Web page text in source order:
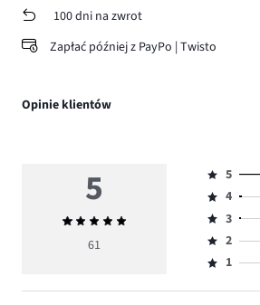
100 dni na zwrot
Zapłać później z PayPo | Twisto
Opinie klientów
5
Średnia
ocena
61
Ocena
5,
ilość
głosów
58.
5
Ocena
4,
ilość
głosów
4
Ocena
3,
ilość
3
Ocena
2,
2
Ocena
1,
1